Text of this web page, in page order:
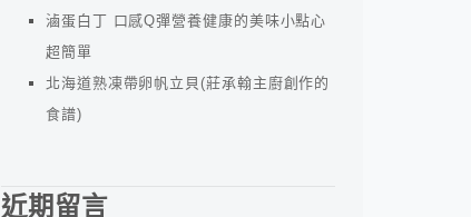
滷蛋白丁 口感Q彈營養健康的美味小點心
超簡單
北海道熟凍帶卵帆立貝(莊承翰主廚創作的
食譜)
近期留言